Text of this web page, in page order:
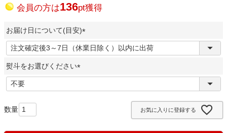
会員の方は136pt獲得
お届け日について(目安)
(
必
)
熨斗をお選びください
必
お気に入りに登録する